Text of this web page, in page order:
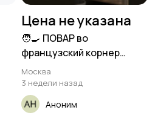
Цена не указана
🧑‍🍳 ПОВАР во
французский корнер
Kristof
Москва
3 недели назад
Аноним